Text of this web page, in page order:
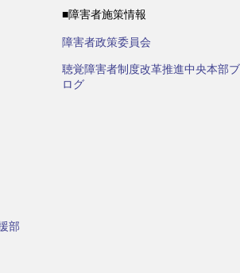
部
■障害者施策情報
障害者政策委員会
聴覚障害者制度改革推進中央本部ブ
ログ